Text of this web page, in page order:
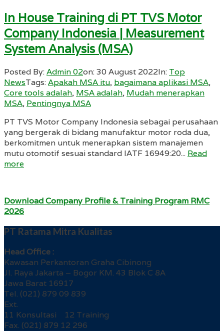
In House Training di PT TVS Motor
Company Indonesia | Measurement
System Analysis (MSA)
Posted By:Admin 02on:30 August 2022In: Top
NewsTags:Apakah MSA itu, bagaimana aplikasi MSA,
Core tools adalah, MSA adalah, Mudah menerapkan
MSA, Pentingnya MSA
PT TVS Motor Company Indonesia sebagai perusahaan
yang bergerak di bidang manufaktur motor roda dua,
berkomitmen untuk menerapkan sistem manajemen
mutu otomotif sesuai standard IATF 16949:20... Read
more
Download Company Profile & Training Program RMC
2026
PT Ratama Mitra Kualitas
Head Office :
Kawasan Perkantoran Graha Cibinong
Jl. Raya Jakarta – Bogor KM. 43 Blok C 8A
Jawa Barat 16917
Tel. (021) 879 09 839
Ext.
11 Konsultasi 12 Training
Fax. (021) 879 12 296